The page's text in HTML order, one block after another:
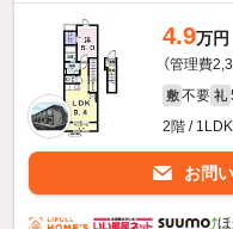
4.9万円
（管理費
敷 不要 礼
2階 /
お問